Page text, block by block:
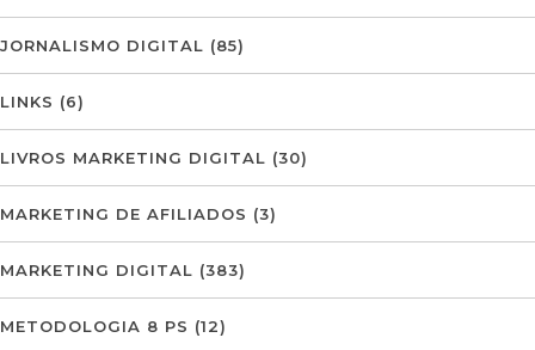
JORNALISMO DIGITAL (85)
LINKS (6)
LIVROS MARKETING DIGITAL (30)
MARKETING DE AFILIADOS (3)
MARKETING DIGITAL (383)
METODOLOGIA 8 PS (12)